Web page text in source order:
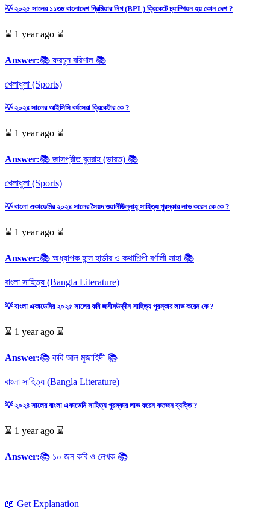
💡 ২০২৫ সালের ১১তম বাংলাদেশ প্রিমিয়ার লিগ (BPL) ক্রিকেটে চ্যাম্পিয়ন হয় কোন দেশ ?
⌛ 1 year ago ⌛
Answer:📚 ফরচুন বরিশাল 📚
খেলাধুলা (Sports)
💡 ২০২৪ সালের আইসিসি বর্ষসেরা ক্রিকেটার কে ?
⌛ 1 year ago ⌛
Answer:📚 জাসপ্রীত বুমরাহ (ভারত) 📚
খেলাধুলা (Sports)
💡 বাংলা একাডেমির ২০২৪ সালের সৈয়দ ওয়ালীউল্লাহ্‌ সাহিত্য পুরস্কার লাভ করেন কে কে ?
⌛ 1 year ago ⌛
Answer:📚 অধ্যাপক হান্স হার্ডার ও কথাশিল্পী বর্ণালী সাহা 📚
বাংলা সাহিত্য (Bangla Literature)
💡 বাংলা একাডেমির ২০২৫ সালের কবি জসীমউদ্‌দীন সাহিত্য পুরস্কার লাভ করেন কে ?
⌛ 1 year ago ⌛
Answer:📚 কবি আল মুজাহিদী 📚
বাংলা সাহিত্য (Bangla Literature)
💡 ২০২৪ সালের বাংলা একাডেমি সাহিত্য পুরস্কার লাভ করেন কতজন ব্যক্তি ?
⌛ 1 year ago ⌛
Answer:📚 ১০ জন কবি ও লেখক 📚
📖 Get Explanation